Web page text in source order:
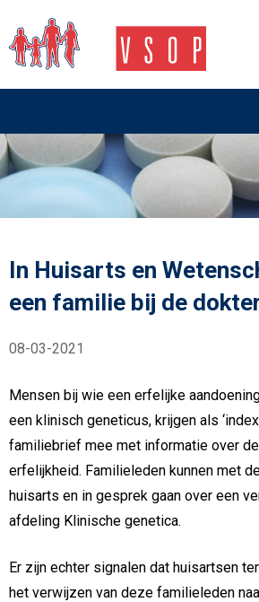
In Huisarts en
een familie bij de
08-03-2021
Mensen bij wie een erfelijke
een klinisch geneticus, krijgen als
familiebrief mee met informatie over
erfelijkheid. Familieleden kunnen met
huisarts en in gesprek gaan over een
afdeling Klinische genetica.
Er zijn echter signalen dat huisartsen
het verwijzen van deze familieleden